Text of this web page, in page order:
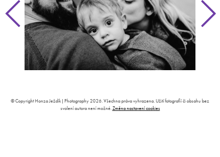
© Copyright Honza Ježdík | Photography 2026. Všechna práva vyhrazena. Užití fotografií či obsahu bez
svolení autora není možné.Změna nastavení cookies